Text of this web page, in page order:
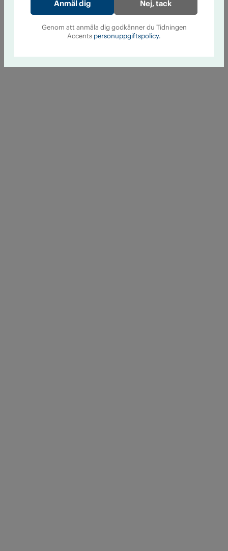
Nej, tack
Genom att anmäla dig godkänner du Tidningen
Accents personuppgiftspolicy.